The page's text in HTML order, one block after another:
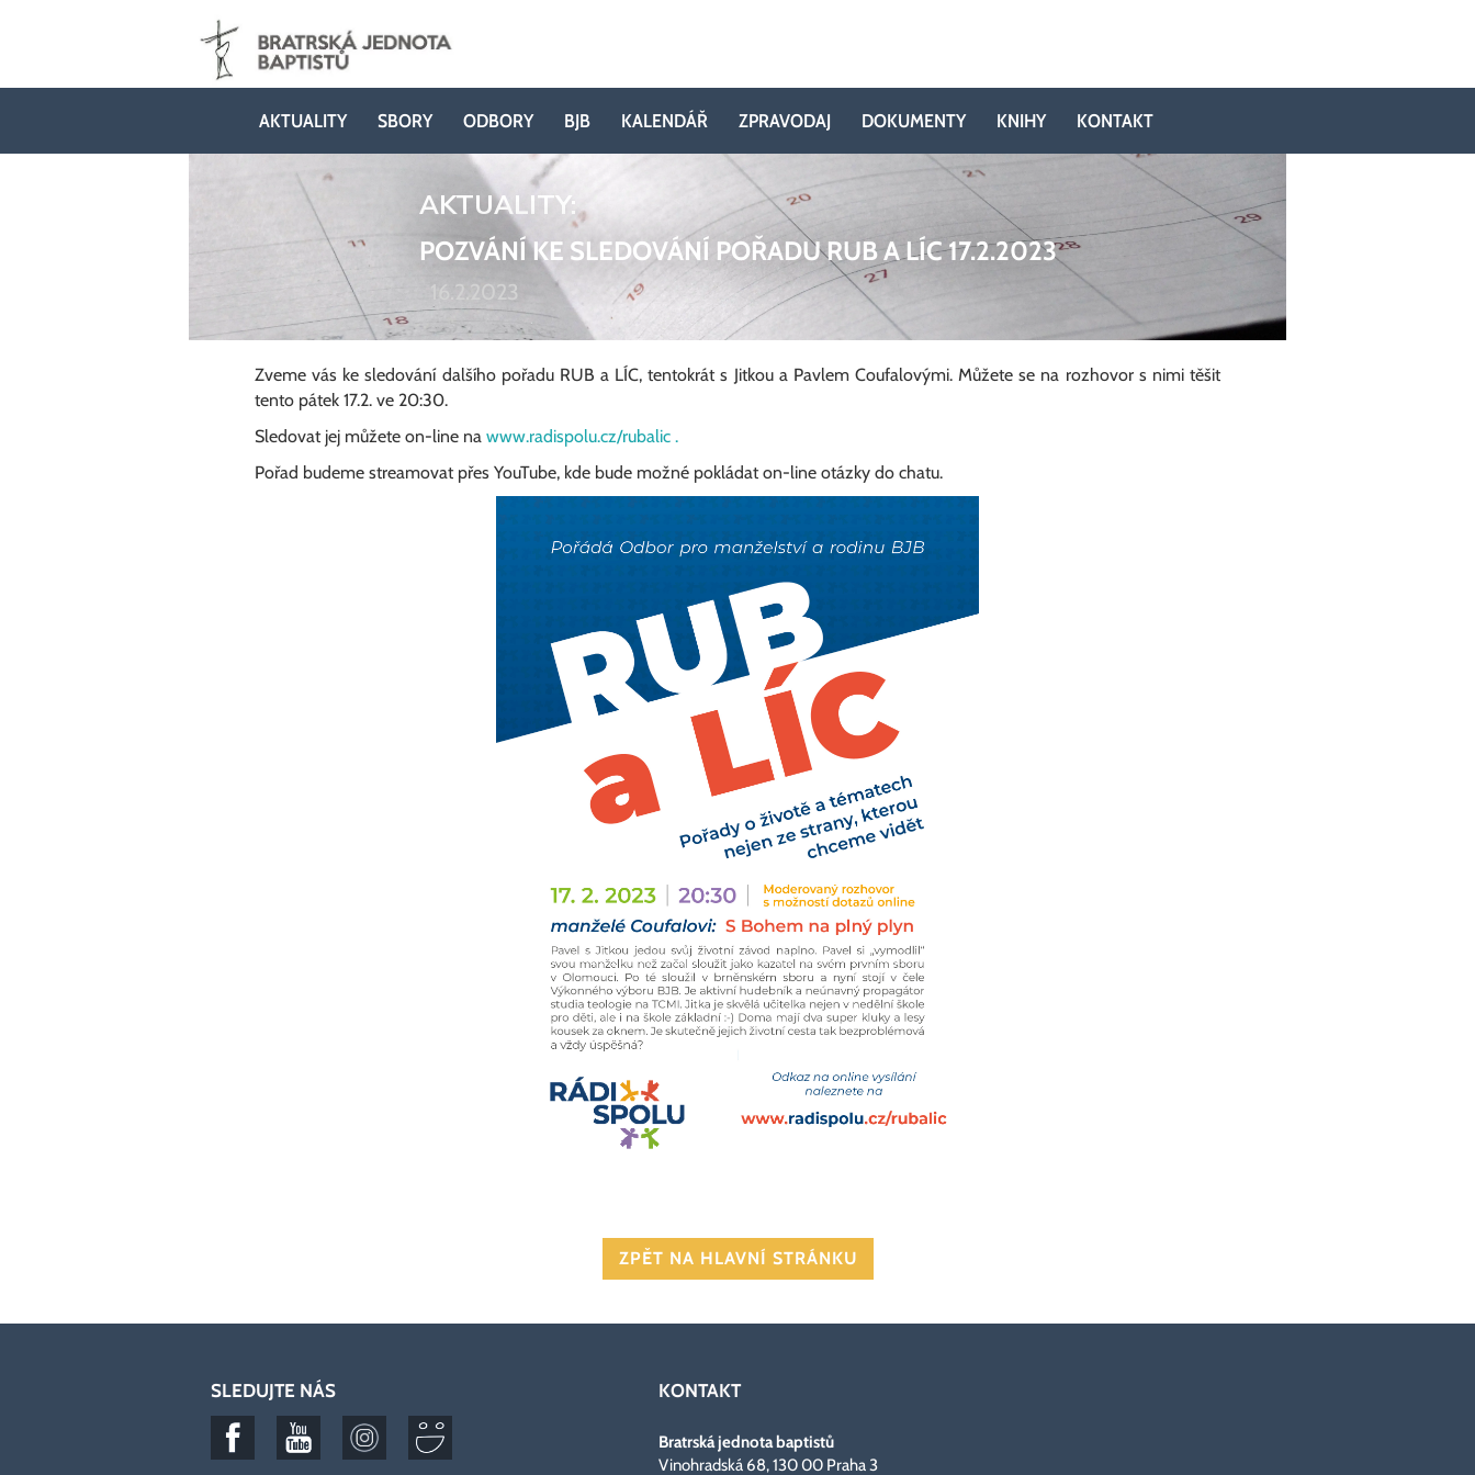
AKTUALITY SBORY ODBORY BJB KALENDÁŘ ZPRAVODAJ DOKUMENTY KNIHY KONTAKT
AKTUALITY:
POZVÁNÍ KE SLEDOVÁNÍ POŘADU RUB A LÍC 17.2.2023
16.2.2023
Zveme vás ke sledování dalšího pořadu RUB a LÍC, tentokrát s Jitkou a Pavlem Coufalovými. Můžete se na rozhovor s nimi těšit
tento pátek 17.2. ve 20:30.
Sledovat jej můžete on-line na www.radispolu.cz/rubalic .
Pořad budeme streamovat přes YouTube, kde bude možné pokládat on-line otázky do chatu.
ZPĚT NA HLAVNÍ STRÁNKU
SLEDUJTE NÁS KONTAKT
Bratrská jednota baptistů
Vinohradská 68, 130 00 Praha 3